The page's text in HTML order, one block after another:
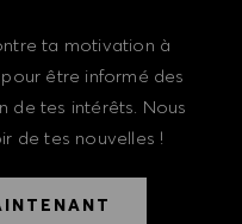
ta motivation à
être informé des
de tes intérêts. Nous
de tes nouvelles !